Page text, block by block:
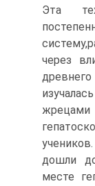
Эта
через
дошли
месте